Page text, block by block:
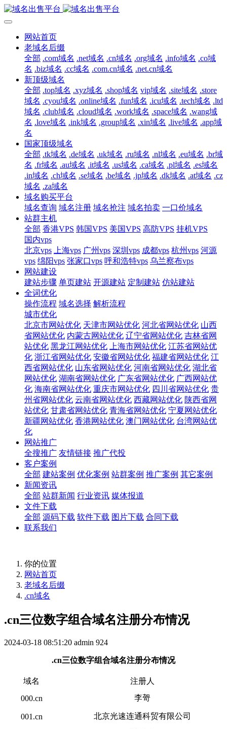
网站首页
老域名后缀
全部 .com域名 .net域名 .cn域名 .org域名 .info域名 .co域
名 .biz域名 .cc域名 .com.cn域名 .net.cn域名
新顶级域名
全部 .top域名 .xyz域名 .shop域名 vip域名 .site域名 .store
域名 .cyou域名 .online域名 .fun域名 .icu域名 .tech域名 .ltd
域名 .club域名 .cloud域名 .work域名 .space域名 .wang域
名 .love域名 .ink域名 .group域名 .xin域名 .live域名 .app域
名
国家顶级域名
全部 .tk域名 .de域名 .uk域名 .ru域名 .nl域名 .eu域名 .br域
名 .fr域名 .au域名 .it域名 .us域名 .ca域名 .pl域名 .es域名
.in域名 .ch域名 .se域名 .be域名 .jp域名 .dk域名 .at域名 .cz
域名 .za域名
域名购买平台
域名查询 域名注册 域名抢注 域名拍卖 一口价域名
站群主机
全部 香港VPS 韩国VPS 美国VPS 高防VPS 挂机VPS
国内vps
北京vps
上海vps 广州vps 深圳vps 成都vps 杭州vps 河源
vps 绵阳vps 张家口vps 呼和浩特vps 乌兰察布vps
网站建设
建站步骤 单页建站 开源建站 定制建站 仿站建站
全词优化
操作流程 域名选择 解析流程
城市优化
北京市网站优化 天津市网站优化 河北省网站优化 山西
省网站优化 内蒙古网站优化 辽宁省网站优化 吉林省网
站优化 黑龙江网站优化 上海市网站优化 江苏省网站优
化 浙江省网站优化 安徽省网站优化 福建省网站优化 江
西省网站优化 山东省网站优化 河南省网站优化 湖北省
网站优化 湖南省网站优化 广东省网站优化 广西网站优
化 海南省网站优化 重庆市网站优化 四川省网站优化 贵
州省网站优化 云南省网站优化 西藏网站优化 陕西省网
站优化 甘肃省网站优化 青海省网站优化 宁夏网站优化
新疆网站优化 香港网站优化 澳门网站优化 台湾网站优
化
网站推广
全搜推广 友情链接 推广代投
客户案例
全部 建站案例 优化案例 站群案例 推广案例 其它案例
新闻资讯
全部 站群新闻 行业资讯 媒体报道
文件下载
全部 源码下载 软件下载 图片下载 合同下载
联系我们
你的位置
网站首页
老域名后缀
.cn域名
.cn三位数字组合域名注册分布情况
2024-03-18 08:51:20 admin 924
.cn三位数字组合域名注册分布情况
域名
注册人
000.cn
李哿
001.cn 北京光速连通科贸有限公司